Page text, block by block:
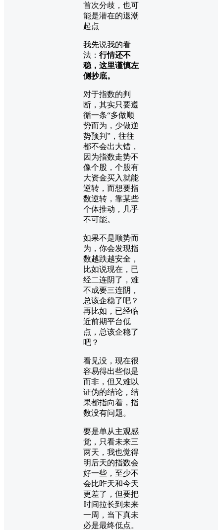
我先说我的看
法： 行情还不
稳，这里谨慎左
侧抄底。
对于指数的判
断，其实只要遵
循一条“多做顺
势而为，少做逆
势预判”，往往
都不会出大错，
因为指数走势不
像个股，个股有
大资金买入就能
逆转，而想要指
数逆转，靠某些
个体推动，几乎
不可能。
如果不是顺势而
为，你会发现指
数越跌越安全，
比如说现在，已
经二连阴了，难
不成要三连阴，
总该企稳了吧？
再比如，已经临
近前期平台低
点，总该企稳了
吧？
看见没，现在很
容易得出些似是
而非，但又难以
证伪的结论，结
果都指向着，指
数没有问题。
要是单从主观感
觉，只看未来三
两天，我也觉得
明后天的指数会
好一些，至少不
会比昨天和今天
更差了，但要把
时间拉长到未来
一周，当下真未
必是最终低点。